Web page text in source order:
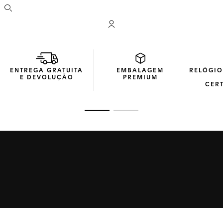
Abrir a busca
Conta My TAG Heuer
ENTREGA GRATUITA
E DEVOLUÇÃO
EMBALAGEM
PREMIUM